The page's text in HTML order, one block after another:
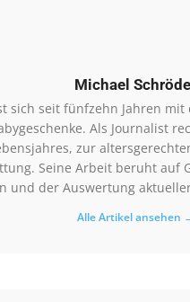
Michael
sich seit fünfzehn Jahren
Als Journalist
zur
Seine Arbeit beruht auf
und der Auswertung
Alle Artikel ansehen